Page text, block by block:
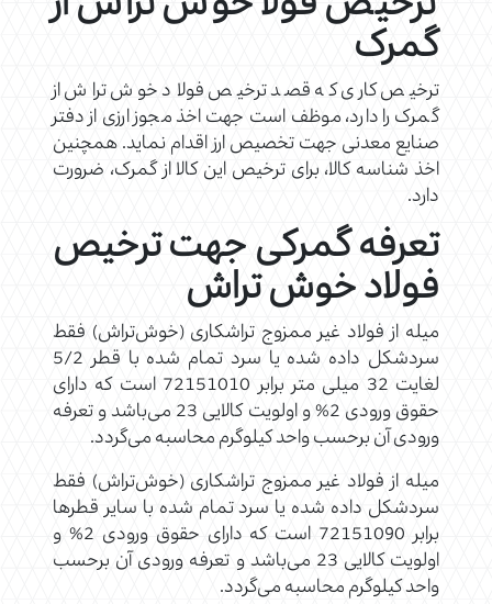
گمرک
ترخیص کاری که قصد ترخیص فولاد خوش تراش از
گمرک را دارد، موظف است جهت اخذ مجوز ارزی از دفتر
صنایع معدنی جهت تخصیص ارز اقدام نماید. همچنین
اخذ شناسه کالا، برای ترخیص این کالا از گمرک، ضرورت
دارد.
تعرفه گمرکی جهت ترخیص
فولاد خوش تراش
میله از فولاد غیر ممزوج تراشکاری (خوش‌تراش) فقط
سردشکل داده شده یا سرد تمام شده با قطر 5/2
لغایت 32 میلی متر برابر 72151010 است که دارای
حقوق ورودی 2% و اولویت کالایی 23 می‌باشد و تعرفه
ورودی آن برحسب واحد کیلوگرم محاسبه می‌گردد.
میله از فولاد غیر ممزوج تراشکاری (خوش‌تراش) فقط
سردشکل داده شده یا سرد تمام شده با سایر قطرها
برابر 72151090 است که دارای حقوق ورودی 2% و
اولویت کالایی 23 می‌باشد و تعرفه ورودی آن برحسب
واحد کیلوگرم محاسبه می‌گردد.